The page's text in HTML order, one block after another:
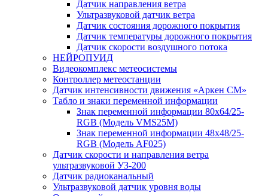
Датчик направления ветра
Ультразвуковой датчик ветра
Датчик состояния дорожного покрытия
Датчик температуры дорожного покрытия
Датчик скорости воздушного потока
НЕЙРОПУИД
Видеокомплекс метеосистемы
Контроллер метеостанции
Датчик интенсивности движения «Аркен СМ»
Табло и знаки переменной информации
Знак переменной информации 80х64/25-
RGB (Модель VMS25M)
Знак переменной информации 48х48/25-
RGB (Модель АF025)
Датчик скорости и направления ветра
ультразвуковой УЗ-200
Датчик радиоканальный
Ультразвуковой датчик уровня воды